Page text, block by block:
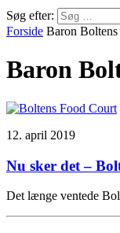
Søg efter:
Forside Baron Boltens
Baron
12. april 2019
Nu sker det –
Det længe ventede